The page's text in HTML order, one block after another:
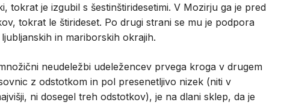
tokrat je izgubil s šestinštiridesetimi. V Mozirju ga je pred
tokrat le štirideset. Po drugi strani se mu je podpora
in mariborskih okrajih.
neudeležbi udeležencev prvega kroga v drugem
z odstotkom in pol presenetljivo nizek (niti v
ni dosegel treh odstotkov), je na dlani sklep, da je